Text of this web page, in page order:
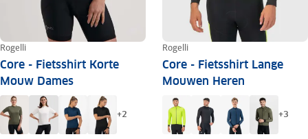
Rogelli
Core - Fietsshirt Korte
Mouw Dames
+2
Rogelli
Core - Fietsshirt Lange
Mouwen Heren
+3